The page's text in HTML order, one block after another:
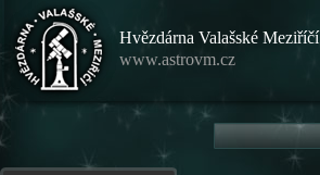
Hvězdárna Valašské Meziříčí
www.astrovm.cz